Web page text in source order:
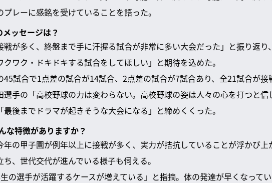
レーに感銘を受けていることを語った。
ッセージは？
戦が多く、終盤まで手に汗握る試合が非常に多い大会だった」と振り返り
ワク・ドキドキする試合をしてほしい」と期待を込めた。
45試合で1点差の試合が14試合、2点差の試合が7試合あり、全21試合が接
手の「高校野球の力は変わらない。高校野球の姿は人々の心を打つと信
後までドラマが起きそうな大会になる」と締めくくった。
な特徴がありますか？
年の甲子園が例年以上に接戦が多く、実力が拮抗していることが浮かび上
、世代交代が進んでいる様子も伺える。
の選手が活躍するケースが増えている」と指摘。体の発達が早くなって